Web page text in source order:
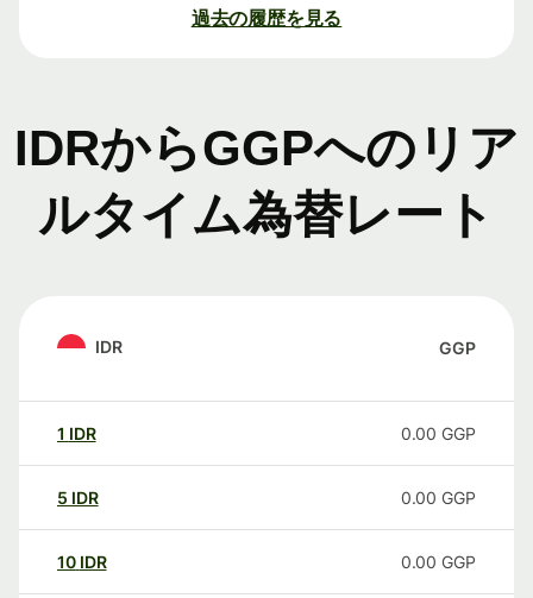
過去の履歴を見る
IDRからGGPへのリア
ルタイム為替レート
IDR GGP
1 IDR 0.00 GGP
5 IDR 0.00 GGP
10 IDR 0.00 GGP